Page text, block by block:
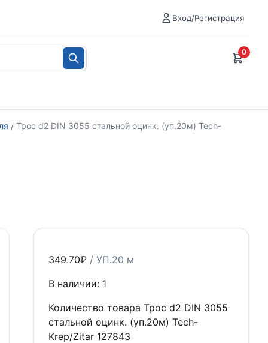
Вход/Регистрация
0
/ Трос d2 DIN 3055 стальной оцинк. (уп.20м) Tech-
349.70₽ / УП.20 м
В наличии: 1
Количество товара Трос d2 DIN 3055
стальной оцинк. (уп.20м) Tech-
Krep/Zitar 127843